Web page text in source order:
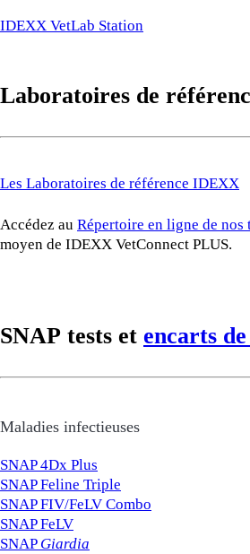
IDEXX VetLab Station
Laboratoires de
Les Laboratoires de référence IDEXX
Accédez au Répertoire en ligne de nos
moyen de IDEXX VetConnect PLUS.
SNAP tests et encarts
Maladies infectieuses
SNAP 4Dx Plus
SNAP Feline Triple
SNAP FIV/FeLV Combo
SNAP FeLV
SNAP Giardia